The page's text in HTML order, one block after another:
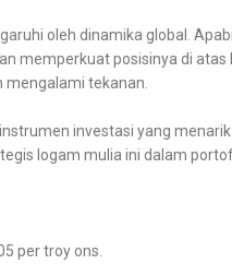
oleh dinamika global.
memperkuat posisinya di
tekanan.
investasi yang
logam mulia ini dalam
per troy ons.